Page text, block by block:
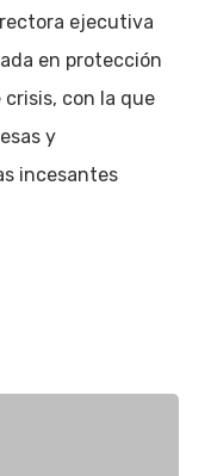
ejecutiva
en protección
con la que
y
incesantes